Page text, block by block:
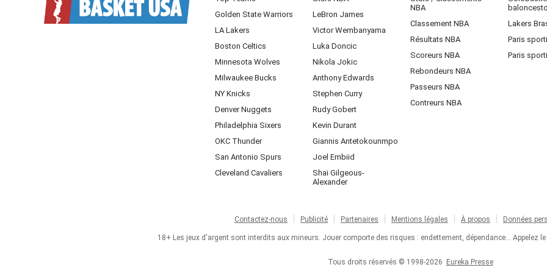
Golden State Warriors
LA Lakers
Boston Celtics
Minnesota Wolves
Milwaukee Bucks
NY Knicks
Denver Nuggets
Philadelphia Sixers
OKC Thunder
San Antonio Spurs
Cleveland Cavaliers
LeBron James
Victor Wembanyama
Luka Doncic
Nikola Jokic
Anthony Edwards
Stephen Curry
Rudy Gobert
Kevin Durant
Giannis Antetokounmpo
Joel Embiid
Shai Gilgeous-
Alexander
NBA
Classement NBA
Résultats NBA
Scoreurs NBA
Rebondeurs NBA
Passeurs NBA
Contreurs NBA
Lakers
Paris
Paris
Contactez-nous Publicité Partenaires Mentions légales À propos Données
18+ Les jeux d'argent sont interdits aux mineurs. Jouer comporte des risques : endettement, dépendance... Appelez
Tous droits réservés © 1998-2026 Eureka Presse